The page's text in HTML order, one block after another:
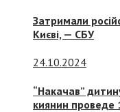
Затримали
Києві, — СБУ
24.10.2024
“Накачав”
киянин проведе